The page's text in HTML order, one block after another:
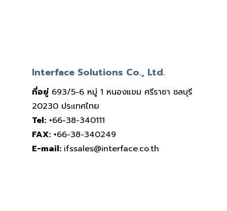
Interface Solutions Co., Ltd.
ที่อยู่693/5-6 หมู่ 1 หนองแขม ศรีราชา ชลบุรี
20230 ประเทศไทย
Tel: +66-38-340111
FAX: +66-38-340249
E-mail: ifssales@interface.co.th